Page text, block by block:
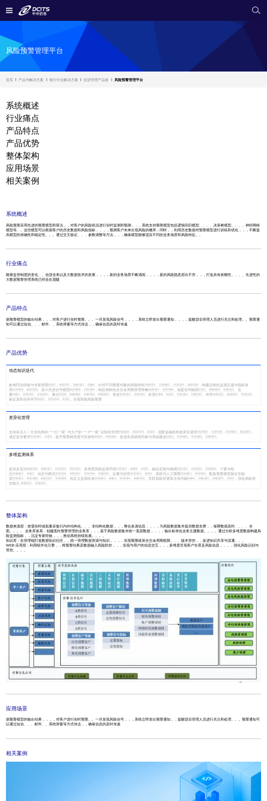
风险预警管理平台
首页 产品与解决方案 银行行业解决方案 信贷管理产品族 风险预警管理平台
系统概述
行业痛点
产品特点
产品优势
整体架构
应用场景
相关案例
系统概述
风险预警采用先进的预警模型和算法，，对客户的风险状况进行实时监测和预测，，，系统支持预警模型包括逻辑回归模型、、、、决策树模型、、、、神经网络
模型等。。这些模型可以根据客户的历史数据和风险指标，，，，预测客户未来出现风险的概率；同时，，利用历史数据对预警模型进行训练和优化，，，不断提
高模型的准确性和稳定性。。。通过交叉验证、、、参数调整等方法，，，确保模型能够适应不同的业务场景和风险特征。。
行业痛点
随着监管制度的变化、、信贷业务以及大数据技术的发展，，，，新的业务场景不断涌现，，，，新的风险隐患层出不穷，，，打造具有前瞻性、、、、先进性的
大数据预警管理系统已经迫在眉睫
产品特点
据预警模型的输出结果，，，对客户进行实时预警。。。一旦发现风险信号，，，，系统立即发出预警通知，，，，提醒贷后管理人员进行关注和处理。。预警通
知可以通过短信、、、邮件、、系统弹窗等方式传达，，确保信息的及时传递
产品优势
动态知识迭代
参考同业经验与专家智慧，，，，针对不同预警对象的风险特性，，，，构建定制化监测主题与指标体
系。。设计先进信号模型，，制定精细化全生命周期管理策略，，涵盖信号触发、、、去
重、、、展示、、、、推送、、处置、、、、传导、、、
验证及联动等环节，，，实现智能风险预警
差异化管理
支持多法人 / 分支机构的 “一行一策” 与大户的 “一户一策” 定制化管理，，，适配金融机构差异化需求，，，，
满足监管要求，，提升预警精准度与实操性，，促进各层级协同参与系统建设。。。。
多维监测体系
提供多层次、、、、多维度风险监测手段，，，融合宏观与微观、、、个案与组
合、、动态与静态、、、、定量与定性、、系统与人工预警。。配备预警模型验证实验
室、、、、自定义监测名单、、、、关联风险穿透算法等功能，，，，强化风险管
控能力 。。
整体架构
数据来源层：按需实时或批量采集行内外结构化、、、非结构化数据，，，整合多源信息，，，，为风险数据集市提供数据支撑，，保障数据及时、、、、全
面。。。。 业务库体系：创建面向预警管理的业务库，，，基于风险数据集市统一底层数据，，，，输出标准化业务主题数据。。。。通过分析多维度数据构建风
险监测指标，，沉淀专家经验，，，推动系统持续拓展。。。。
知识库：在管理端打造数据知识社区，，统一管理数据资源与知识，，，，实现预警政策全生命周期权限、、、版本管控，，促进知识共享与流通。。。
WEB 应用层：利用组件化引擎，，将预警结果及数据融入风险防控，，，实现与用户的信息交互，，，多维度呈现客户全景及风险信息，，，，强化风险识别与
管控。。。。
应用场景
据预警模型的输出结果，，，，对客户进行实时预警。。一旦发现风险信号，，，系统立即发出预警通知，，提醒贷后管理人员进行关注和处理。。。预警通知可
以通过短信、、、邮件、、系统弹窗等方式传达，，确保信息的及时传递
相关案例